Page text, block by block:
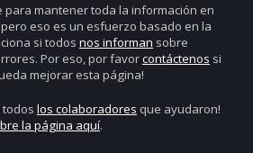
para mantener toda la información en
eso es un esfuerzo basado en la
si todos nos informan sobre
Por eso, por favorcontáctenos si
mejorar esta página!
todos los colaboradores que ayudaron!
la página aquí.